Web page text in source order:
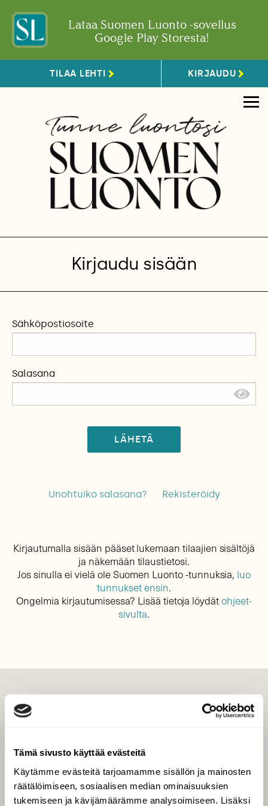
Tämä sivusto käyttää evästeitä
Käytämme evästeitä tarjoamamme sisällön ja mainosten
räätälöimiseen, sosiaalisen median ominaisuuksien
tukemiseen ja kävijämäärämme analysoimiseen. Lisäksi
Lataa Suomen Luonto -sovellus
Google Play Storesta!
TILAA LEHTI KIRJAUDU
Kirjaudu sisään
Sähköpostiosoite
Salasana
LÄHETÄ
Unohtuiko salasana? Rekisteröidy
Kirjautumalla sisään pääset lukemaan tilaajien sisältöjä
ja näkemään tilaustietosi.
Jos sinulla ei vielä ole Suomen Luonto -tunnuksia, luo
tunnukset ensin.
Ongelmia kirjautumisessa? Lisää tietoja löydätohjeet-
sivulta.
Tilaa digilukuoikeus
Äänestä parasta juttua
Tilaa uutiskirje